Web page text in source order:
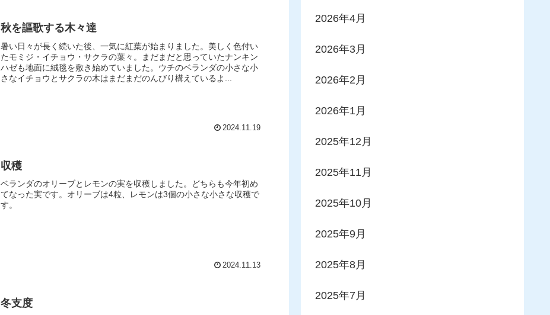
秋を謳歌する木々達
暑い日々が長く続いた後、一気に紅葉が始まりました。美しく色付い
たモミジ・イチョウ・サクラの葉々。まだまだと思っていたナンキン
ハゼも地面に絨毯を敷き始めていました。ウチのベランダの小さな小
さなイチョウとサクラの木はまだまだのんびり構えているよ...
2024.11.19
収穫
ベランダのオリーブとレモンの実を収穫しました。どちらも今年初め
てなった実です。オリーブは4粒、レモンは3個の小さな小さな収穫で
す。
2024.11.13
冬支度
2026年4月
2026年3月
2026年2月
2026年1月
2025年12月
2025年11月
2025年10月
2025年9月
2025年8月
2025年7月